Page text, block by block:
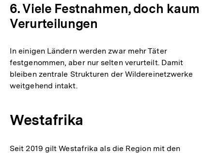
6. Viele Festnahmen, doch kaum
Verurteilungen
In einigen Ländern werden zwar mehr Täter
festgenommen, aber nur selten verurteilt. Damit
bleiben zentrale Strukturen der Wildereinetzwerke
weitgehend intakt.
Westafrika
Seit 2019 gilt Westafrika als die Region mit den